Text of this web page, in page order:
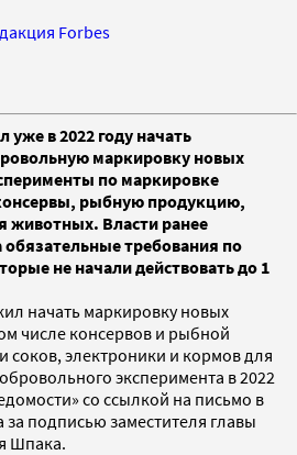
Forbes
в 2022 году начать
маркировку новых
по маркировке
рыбную продукцию,
животных. Власти ранее
обязательные требования по
не начали действовать до 1
начать маркировку новых
числе консервов и рыбной
соков, электроники и кормов для
эксперимента в 2022
со ссылкой на письмо в
за подписью заместителя главы
Шпака.